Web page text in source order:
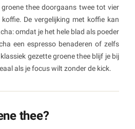
thee doorgaans twee tot vier
De vergelijking met koffie kan
omdat je het hele blad als poeder
een espresso benaderen of zelfs
gezette groene thee blijf je bij
als je focus wilt zonder de kick.
thee?